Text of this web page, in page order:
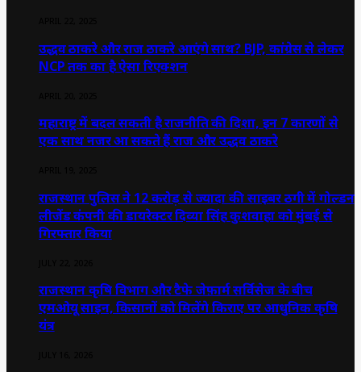
उद्धव ठाकरे और राज ठाकरे आएंगे साथ? BJP, कांग्रेस से लेकर
NCP तक का है ऐसा रिएक्शन
महाराष्ट्र में बदल सकती है राजनीति की दिशा, इन 7 कारणों से
एक साथ नजर आ सकते हैं राज और उद्धव ठाकरे
राजस्थान पुलिस ने 12 करोड़ से ज्यादा की साइबर ठगी में गोल्डन
लीजेंड कंपनी की डायरेक्टर दिव्या सिंह कुशवाहा को मुंबई से
गिरफ्तार किया
राजस्थान कृषि विभाग और टैफे जेफ़ार्म सर्विसेज के बीच
एमओयू साइन, किसानों को मिलेंगे किराए पर आधुनिक कृषि
यंत्र